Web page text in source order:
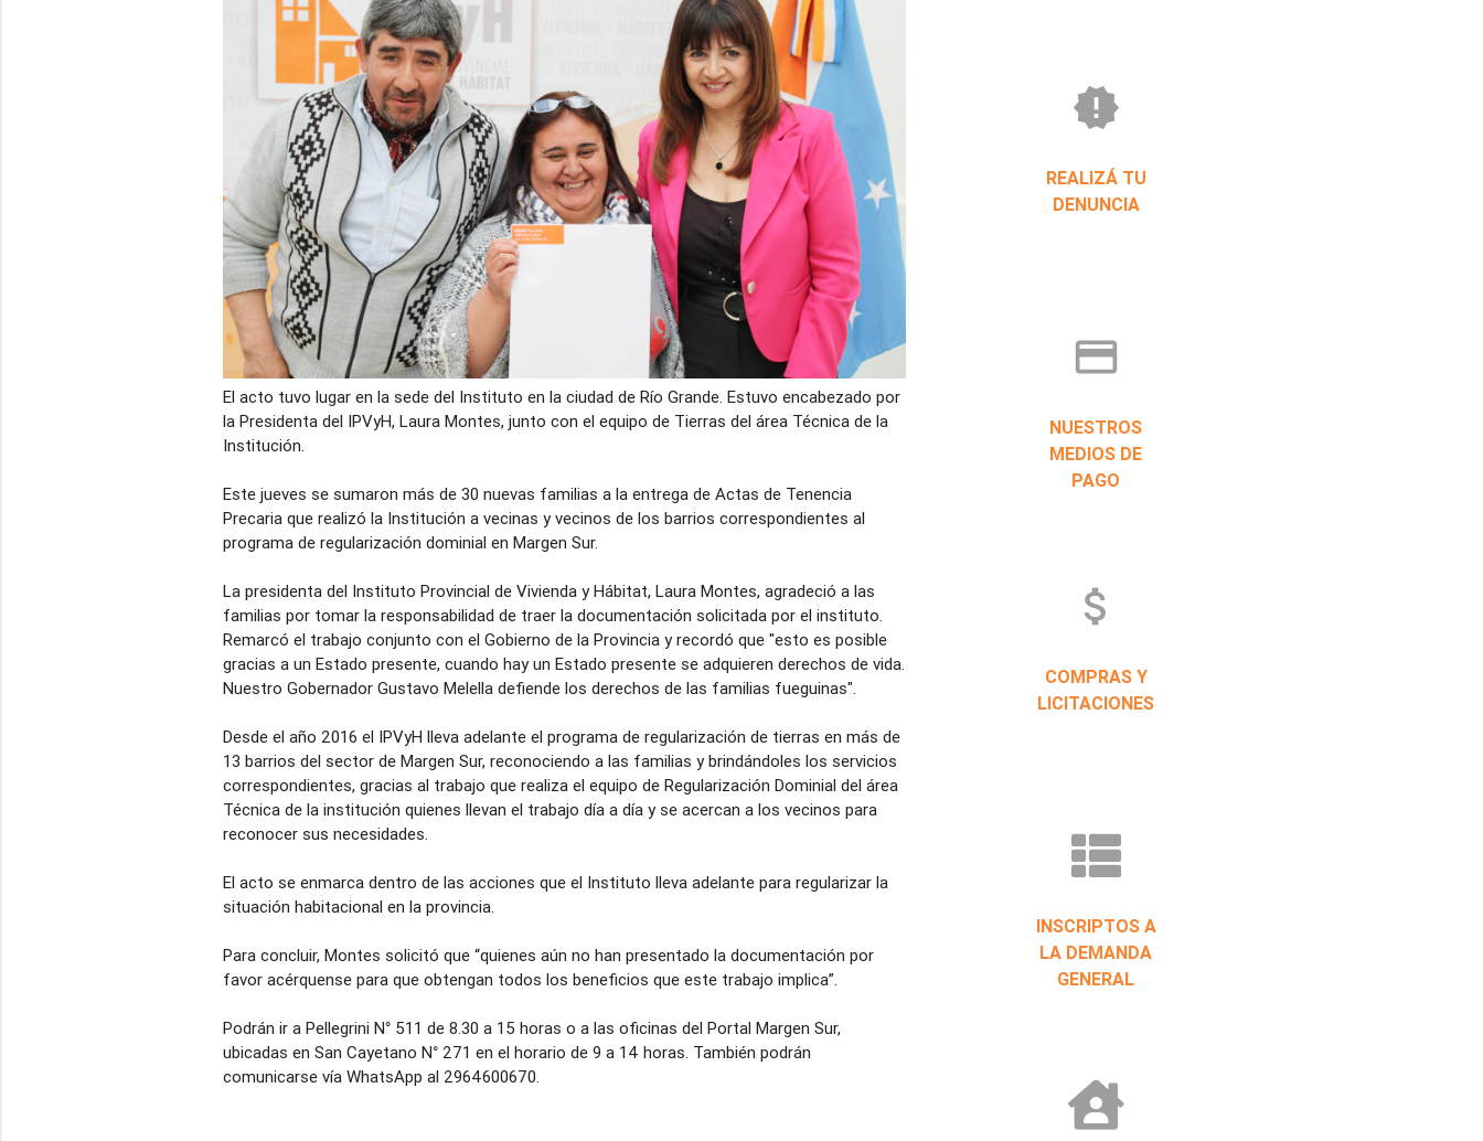
El acto tuvo lugar en la sede del Instituto en la ciudad de Río Grande. Estuvo encabezado por
la Presidenta del IPVyH, Laura Montes, junto con el equipo de Tierras del área Técnica de la
Institución.
Este jueves se sumaron más de 30 nuevas familias a la entrega de Actas de Tenencia
Precaria que realizó la Institución a vecinas y vecinos de los barrios correspondientes al
programa de regularización dominial en Margen Sur.
La presidenta del Instituto Provincial de Vivienda y Hábitat, Laura Montes, agradeció a las
familias por tomar la responsabilidad de traer la documentación solicitada por el instituto.
Remarcó el trabajo conjunto con el Gobierno de la Provincia y recordó que "esto es posible
gracias a un Estado presente, cuando hay un Estado presente se adquieren derechos de vida.
Nuestro Gobernador Gustavo Melella defiende los derechos de las familias fueguinas".
Desde el año 2016 el IPVyH lleva adelante el programa de regularización de tierras en más de
13 barrios del sector de Margen Sur, reconociendo a las familias y brindándoles los servicios
correspondientes, gracias al trabajo que realiza el equipo de Regularización Dominial del área
Técnica de la institución quienes llevan el trabajo día a día y se acercan a los vecinos para
reconocer sus necesidades.
El acto se enmarca dentro de las acciones que el Instituto lleva adelante para regularizar la
situación habitacional en la provincia.
Para concluir, Montes solicitó que “quienes aún no han presentado la documentación por
favor acérquense para que obtengan todos los beneficios que este trabajo implica”.
Podrán ir a Pellegrini N° 511 de 8.30 a 15 horas o a las oficinas del Portal Margen Sur,
ubicadas en San Cayetano N° 271 en el horario de 9 a 14 horas. También podrán
comunicarse vía WhatsApp al 2964600670.
new_releases
REALIZÁ TU
DENUNCIA
credit_card
NUESTROS
MEDIOS DE
PAGO
attach_money
COMPRAS Y
LICITACIONES
INSCRIPTOS A
LA DEMANDA
GENERAL